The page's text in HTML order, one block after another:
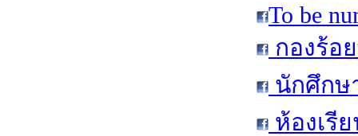
To be
กองร้อ
นักศึกษ
ห้องเรี